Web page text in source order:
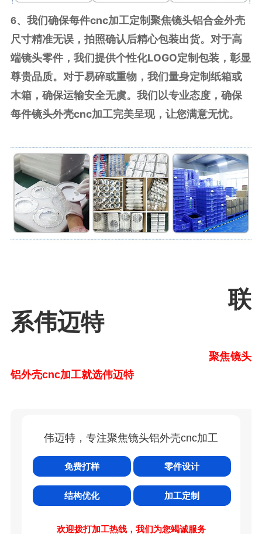
6、 我们确保每件cnc加工定制聚焦镜头铝合金外壳
尺寸精准无误，拍照确认后精心包装出货。对于高
端镜头零件，我们提供个性化LOGO定制包装，彰显
尊贵品质。对于易碎或重物，我们量身定制纸箱或
木箱，确保运输安全无虞。我们以专业态度，确保
每件镜头外壳cnc加工完美呈现，让您满意无忧。
联
系伟迈特
聚焦镜头
铝外壳cnc加工就选伟迈特
伟迈特，专注聚焦镜头铝外壳cnc加工
免费打样 零件设计
结构优化 加工定制
欢迎拨打加工热线，我们为您竭诚服务